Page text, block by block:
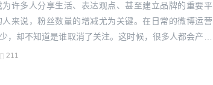
许多人分享生活、表达观点、甚至建立品牌的重要平
来说，粉丝数量的增减尤为关键。在日常的微博运营
，却不知道是谁取消了关注。这时候，很多人都会产生
值得理解的是，微博并没有直接提供查看“谁取关了你”
211